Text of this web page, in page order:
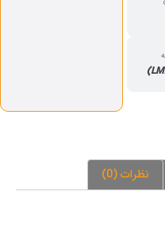
نظرات (0)